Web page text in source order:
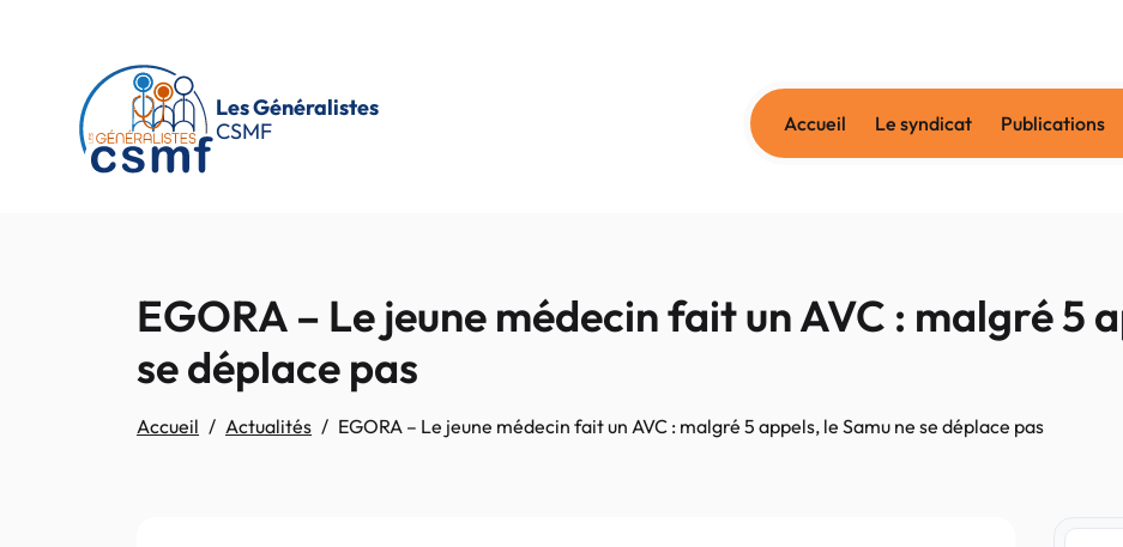
Les Généralistes
CSMF
Accueil Le syndicat Publications
EGORA – Le jeune médecin fait un AVC : malgré 5
se déplace pas
Accueil Actualités EGORA – Le jeune médecin fait un AVC : malgré 5 appels, le Samu ne se déplace pas